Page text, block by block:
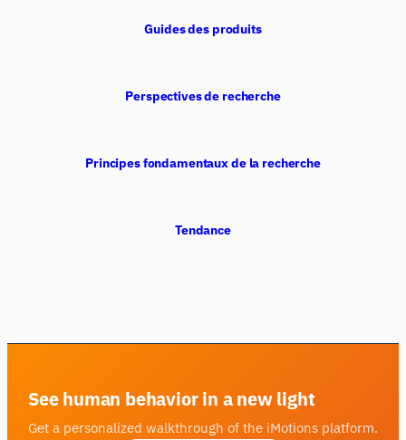
Guides des produits
Perspectives de recherche
Principes fondamentaux de la recherche
Tendance
See human behavior in a new light
Get a personalized walkthrough of the iMotions platform.